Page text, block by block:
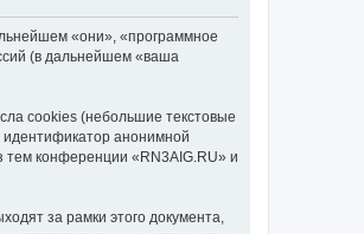
«они», «программное
(в дальнейшем «ваша
cookies (небольшие текстовые
анонимной
тем конференции «RN3AIG.RU» и
за рамки этого документа,